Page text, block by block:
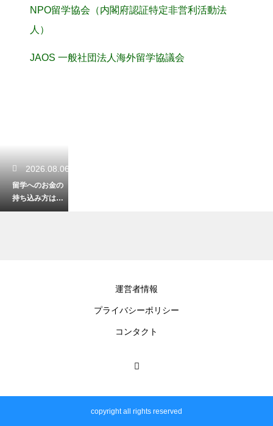
NPO留学協会（内閣府認証特定非営利活動法
人）
JAOS 一般社団法人海外留学協議会
2026.08.06
留学へのお金の
持ち込み方は分
散が正解！安全
運営者情報
プライバシーポリシー
コンタクト
copyright all rights reserved